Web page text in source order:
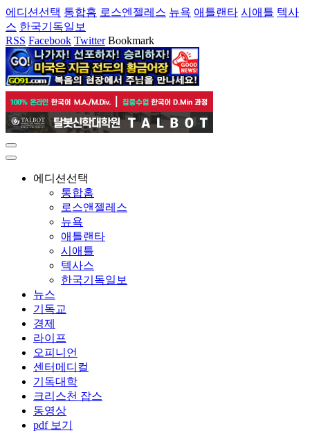
에디션선택 통합홈 로스엔젤레스 뉴욕 애틀랜타 시애틀 텍사
스 한국기독일보
RSS Facebook Twitter Bookmark
에디션선택
통합홈
로스앤젤레스
뉴욕
애틀랜타
시애틀
텍사스
한국기독일보
뉴스
기독교
경제
라이프
오피니언
센터메디컬
기독대학
크리스천 잡스
동영상
pdf 보기